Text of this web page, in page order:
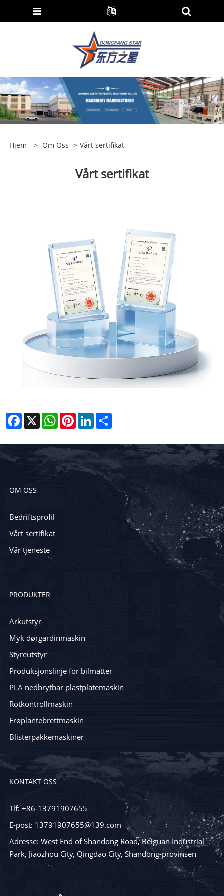
Hjem > Om Oss > Vårt sertifikat
Vårt sertifikat
Facebook
X WhatsAppPinterestLinkedIn
OM OSS
Bedriftsprofil
Vårt sertifikat
Vår tjeneste
PRODUKTER
Arkutstyr
Myk dørgardinmaskin
Styreutstyr
Produksjonslinje for bilmatter
PLA nedbrytbar plastplatemaskin
Rotkontrollmaskin
Frøplantebrettmaskin
Blisterpakkemaskiner
KONTAKT OSS
Tlf: +86-13791907655
E-post: 13791907655@139.com
Adresse: West End of Shandong Road, Beiguan Industrial
Park, Jiaozhou City, Qingdao City, Shandong-provinsen